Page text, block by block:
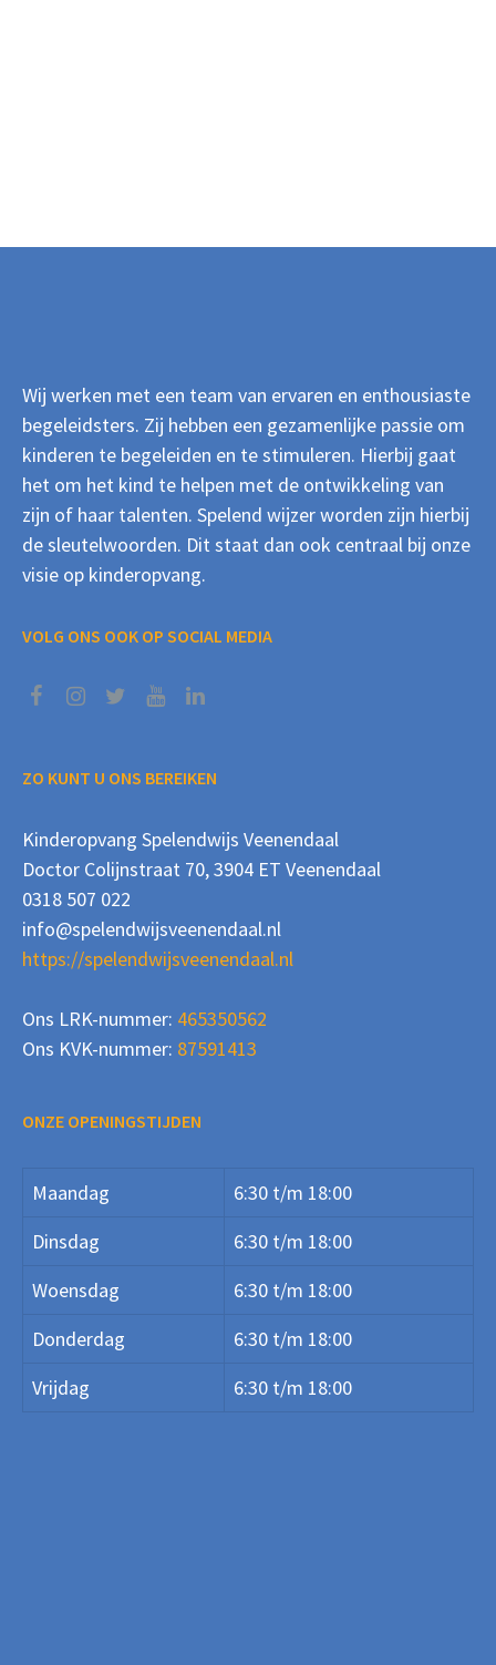
Wij werken met een team van ervaren en enthousiaste
begeleidsters. Zij hebben een gezamenlijke passie om
kinderen te begeleiden en te stimuleren. Hierbij gaat
het om het kind te helpen met de ontwikkeling van
zijn of haar talenten. Spelend wijzer worden zijn hierbij
de sleutelwoorden. Dit staat dan ook centraal bij onze
visie op kinderopvang.
VOLG ONS OOK OP SOCIAL MEDIA
ZO KUNT U ONS BEREIKEN
Kinderopvang Spelendwijs Veenendaal
Doctor Colijnstraat 70, 3904 ET Veenendaal
0318 507 022
info@spelendwijsveenendaal.nl
https://spelendwijsveenendaal.nl
Ons LRK-nummer: 465350562
Ons KVK-nummer: 87591413
ONZE OPENINGSTIJDEN
Maandag
6:30 t/m 18:00
Dinsdag
6:30 t/m 18:00
Woensdag
6:30 t/m 18:00
Donderdag
6:30 t/m 18:00
Vrijdag
6:30 t/m 18:00